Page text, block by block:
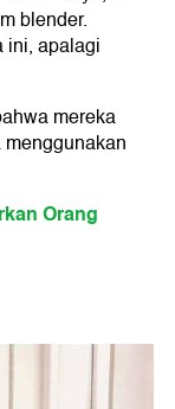
blender.
ini, apalagi
mereka
Orang